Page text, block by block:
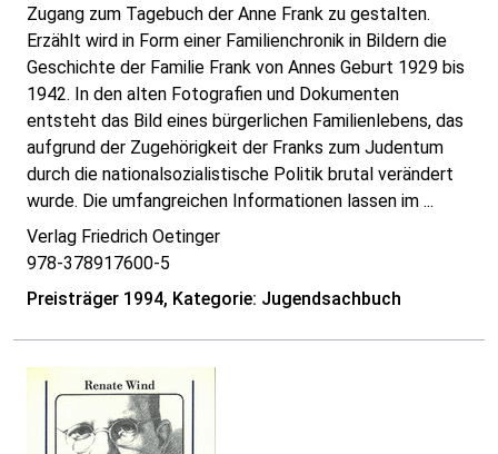
Zugang zum Tagebuch der Anne Frank zu gestalten.
Erzählt wird in Form einer Familienchronik in Bildern die
Geschichte der Familie Frank von Annes Geburt 1929 bis
1942. In den alten Fotografien und Dokumenten
entsteht das Bild eines bürgerlichen Familienlebens, das
aufgrund der Zugehörigkeit der Franks zum Judentum
durch die nationalsozialistische Politik brutal verändert
wurde. Die umfangreichen Informationen lassen im ...
Verlag Friedrich Oetinger
978-378917600-5
Preisträger 1994, Kategorie: Jugendsachbuch